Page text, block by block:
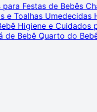
Festas de Bebês
e Toalhas Umedecidas
Higiene e Cuidados
de Bebê Quarto do